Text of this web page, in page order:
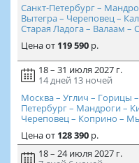
Санкт-Петербург –
Вытегра – Череповец –
Старая Ладога – Валаам –
Ценаот 119 590р.
18 – 31 июля 2027 г.
14 дней 13 ночей
Москва – Углич – Горицы
Петербург – Мандроги –
Череповец – Коприно –
Ценаот 128 390р.
18 – 24 июля 2027 г.